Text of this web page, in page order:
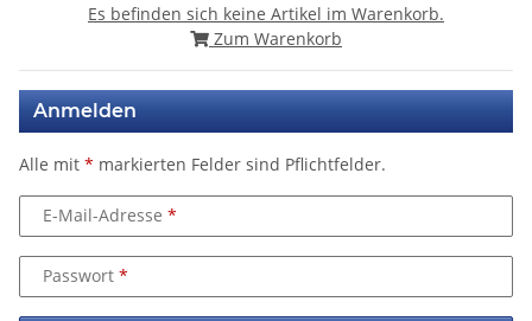
Es befinden sich keine Artikel im Warenkorb.
Zum Warenkorb
Anmelden
Alle mit * markierten Felder sind Pflichtfelder.
E-Mail-Adresse
Passwort